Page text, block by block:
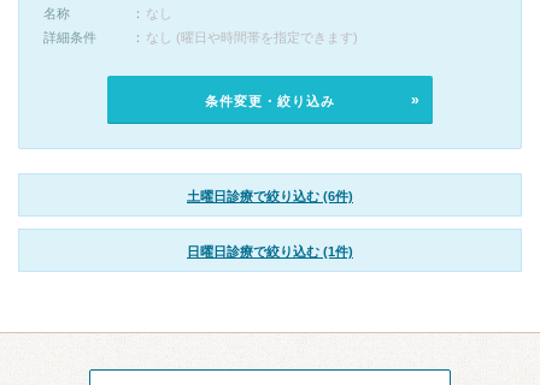
名称
なし
詳細条件
なし (曜日や時間帯を指定できます)
条件変更・絞り込み
土曜日診療で絞り込む (6件)
日曜日診療で絞り込む (1件)